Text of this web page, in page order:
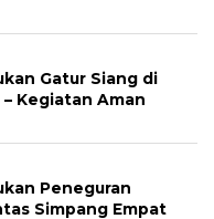
Gatur Siang di
Kegiatan Aman
Peneguran
Simpang Empat